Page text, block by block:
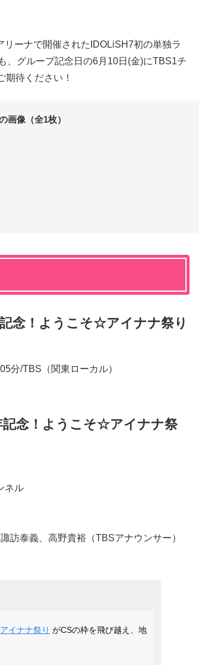
ーナで開催されたIDOLiSH7初の単独ラ
、グループ記念日の6月10日(金)にTBS1チ
期待ください！
画像（全1枚）
念！ようこそ☆アイナナ祭り
分/TBS（関東ローカル）
念！ようこそ☆アイナナ祭
ネル
諏訪泰義、高野貴裕（TBSアナウンサー）
イナナ祭り がCSの枠を飛び越え、地